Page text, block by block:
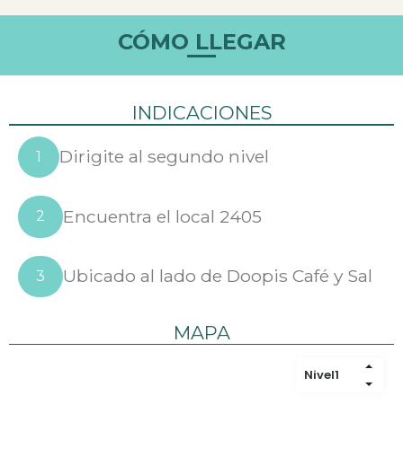
CÓMO LLEGAR
INDICACIONES
1 Dirigite al segundo nivel
2 Encuentra el local 2405
3 Ubicado al lado de Doopis Café y Sal
MAPA